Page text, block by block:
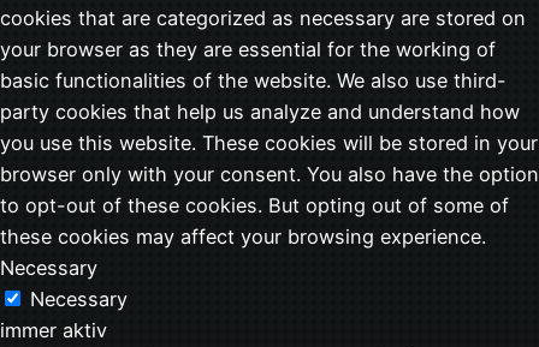
cookies that are categorized as necessary are stored on
your browser as they are essential for the working of
basic functionalities of the website. We also use third-
party cookies that help us analyze and understand how
you use this website. These cookies will be stored in your
browser only with your consent. You also have the option
to opt-out of these cookies. But opting out of some of
these cookies may affect your browsing experience.
Necessary
Necessary
immer aktiv